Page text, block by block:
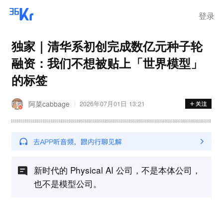
登录
独家｜清华系初创完成数亿元种子轮
融资：我们不想被贴上「世界模型」
的标签
阿菜cabbage 2026年07月01日 13:21
新时代的 Physical AI 公司，不是本体公司，
也不是模型公司。